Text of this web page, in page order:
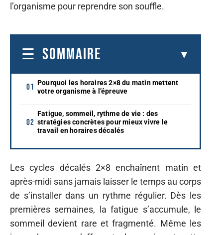
l’organisme pour reprendre son souffle.
SOMMAIRE
Pourquoi les horaires 2×8 du matin mettent
votre organisme à l’épreuve
Fatigue, sommeil, rythme de vie : des
stratégies concrètes pour mieux vivre le
travail en horaires décalés
Les cycles décalés 2×8 enchaînent matin et
après-midi sans jamais laisser le temps au corps
de s’installer dans un rythme régulier. Dès les
premières semaines, la fatigue s’accumule, le
sommeil devient rare et fragmenté. Même les